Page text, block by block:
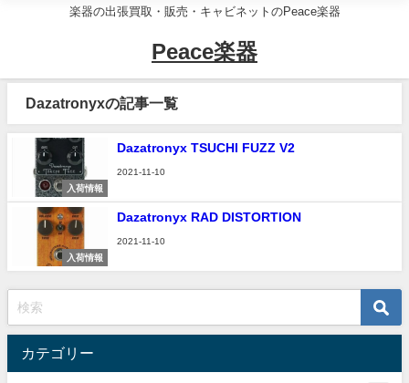
楽器の出張買取・販売・キャビネットのPeace楽器
Peace楽器
Dazatronyxの記事一覧
入荷情報
Dazatronyx TSUCHI FUZZ V2
2021-11-10
入荷情報
Dazatronyx RAD DISTORTION
2021-11-10
カテゴリー